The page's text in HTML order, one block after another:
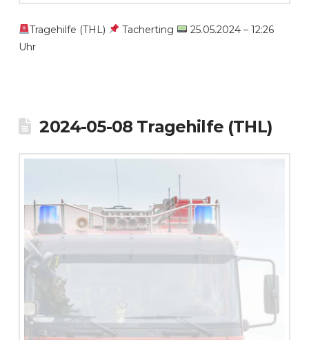
Tragehilfe (THL) Tacherting
25.05.2024 – 12:26
Uhr
2024-05-08 Tragehilfe (THL)